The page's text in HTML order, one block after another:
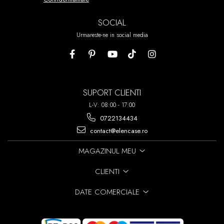
SOCIAL
Urmareste-ne in social media
SUPORT CLIENTI
L-V: 08:00 - 17:00
0722134434
contact@elencase.ro
MAGAZINUL MEU
CLIENTI
DATE COMERCIALE